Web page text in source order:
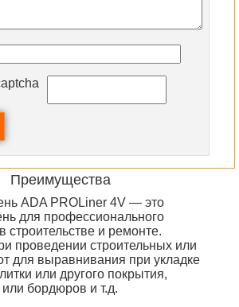
Преимущества
ADA PROLiner 4V — это
для профессионального
строительстве и ремонте.
проведении строительных или
для выравнивания при укладке
или другого покрытия,
или бордюров и т.д.